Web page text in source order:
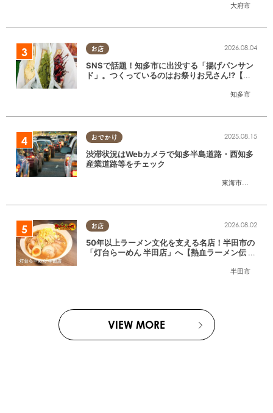
大府市
お店
知多市
2026.08.04
SNSで話題！知多市に出没する「揚げパンサン
ド」。つくっているのはお祭りお兄さん!?【ち
おでかけ
東海市
,大府市
2025.08.15
渋滞状況はWebカメラで知多半島道路・西知多
産業道路等をチェック
お店
半田市
2026.08.02
50年以上ラーメン文化を支える名店！半田市の
「灯台らーめん 半田店」へ【熱血ラーメン伝 8
VIEW MORE